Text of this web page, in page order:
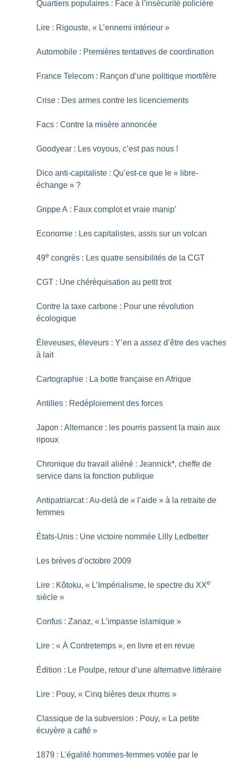
Quartiers populaires : Face à l’insécurité policière
Lire : Rigouste, « L’ennemi intérieur »
Automobile : Premières tentatives de coordination
France Telecom : Rançon d’une politique mortifère
Crise : Des armes contre les licenciements
Facs : Contre la misère annoncée
Goodyear : Les voyous, c’est pas nous !
Dico anti-capitaliste : Qu’est-ce que le « libre-
échange » ?
Grippe A : Faux complot et vraie manip’
Economie : Les capitalistes, assis sur un volcan
49e congrès : Les quatre sensibilités de la CGT
CGT : Une chérèquisation au petit trot
Contre la taxe carbone : Pour une révolution
écologique
Éleveuses, éleveurs : Y’en a assez d’être des
à lait
Cartographie : La botte française en Afrique
Antilles : Redéploiement des forces
Japon : Alternance : les pourris passent la main aux
ripoux
Chronique du travail aliéné : Jeannick*, cheffe de
service dans la fonction publique
Antipatriarcat : Au-delà de « l’aide » à la retraite de
femmes
États-Unis : Une victoire nommée Lilly Ledbetter
Les brèves d’octobre 2009
Lire : Kôtoku, « L’Impérialisme, le spectre du XXe
siècle »
Confus : Zanaz, « L’impasse islamique »
Lire : « À Contretemps », en livre et en revue
Édition : Le Poulpe, retour d’une alternative littéraire
Lire : Pouy, « Cinq bières deux rhums »
Classique de la subversion : Pouy, « La petite
écuyère a cafté »
1879 : L’égalité hommes-femmes votée par le